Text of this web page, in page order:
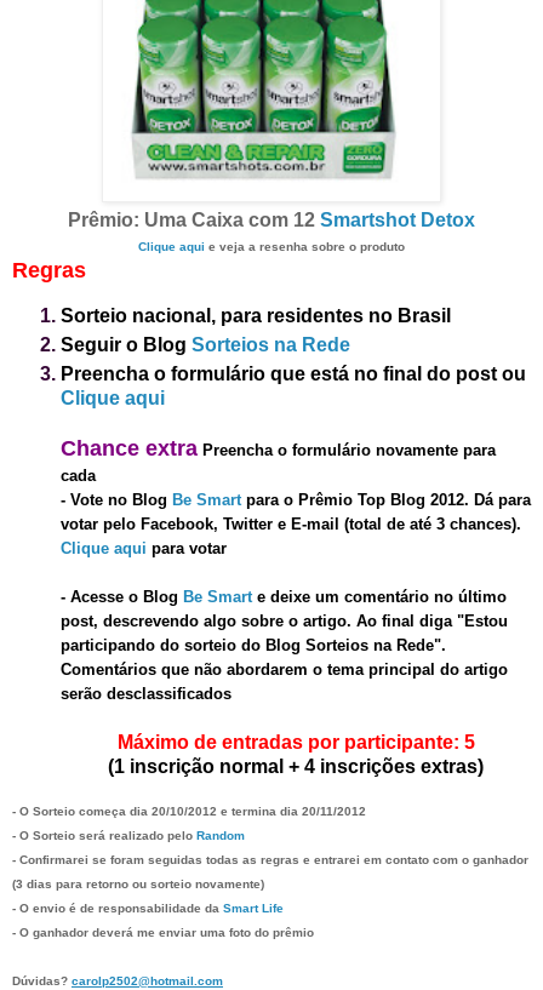
Prêmio: Uma Caixa com 12 Smartshot Detox
Clique aqui e veja a resenha sobre o produto
Regras
Sorteio nacional, para residentes no Brasil
Seguir o Blog Sorteios na Rede
Preencha o formulário que está no final do post ou
Clique aqui
Chance extra Preencha o formulário novamente para
cada
- Vote no Blog Be Smart para o Prêmio Top Blog 2012. Dá para
votar pelo Facebook, Twitter e E-mail (total de até 3 chances).
Clique aqui para votar
- Acesse o Blog Be Smart e deixe um comentário no último
post, descrevendo algo sobre o artigo. Ao final diga "Estou
participando do sorteio do Blog Sorteios na Rede".
Comentários que não abordarem o tema principal do artigo
serão desclassificados
Máximo de entradas por participante: 5
(1 inscrição normal + 4 inscrições extras)
- O Sorteio começa dia 20/10/2012 e termina dia 20/11/2012
- O Sorteio será realizado pelo Random
- Confirmarei se foram seguidas todas as regras e entrarei em contato com o ganhador
(3 dias para retorno ou sorteio novamente)
- O envio é de responsabilidade da Smart Life
- O ganhador deverá me enviar uma foto do prêmio
Dúvidas? carolp2502@hotmail.com